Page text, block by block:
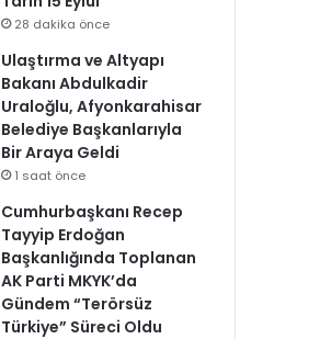
28 dakika önce
Ulaştırma ve Altyapı
Bakanı Abdulkadir
Uraloğlu, Afyonkarahisar
Belediye Başkanlarıyla
Bir Araya Geldi
1 saat önce
Cumhurbaşkanı Recep
Tayyip Erdoğan
Başkanlığında Toplanan
AK Parti MKYK’da
Gündem “Terörsüz
Türkiye” Süreci Oldu